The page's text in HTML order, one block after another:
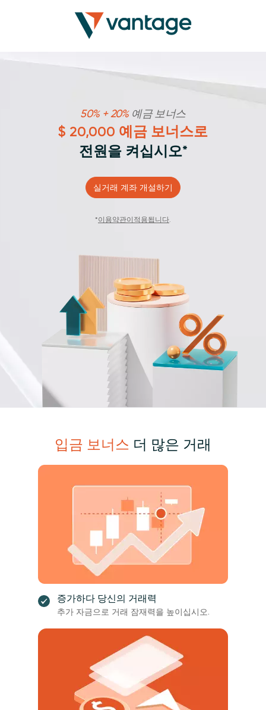
50% + 20%예금 보너스
$ 20,000 예금 보너스로
전원을 켜십시오*
실거래 계좌 개설하기
*이용약관이적용됩니다.
입금 보너스 더 많은 거래
증가하다 당신의 거래력
추가 자금으로 거래 잠재력을 높이십시오.